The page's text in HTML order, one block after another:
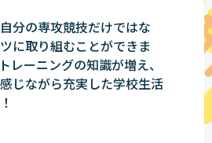
分の専攻競技だけではな
に取り組むことができま
レーニングの知識が増え、
じながら充実した学校生活